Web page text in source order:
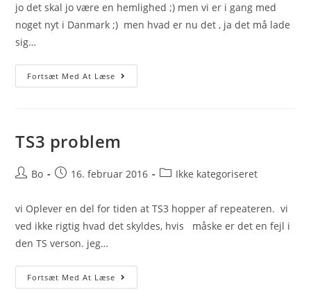
jo det skal jo være en hemlighed ;) men vi er i gang med
noget nyt i Danmark ;) men hvad er nu det , ja det må lade
sig…
Fortsæt Med At Læse Nyt
På
TS3 problem
PostBo
Post16. februar 2016
PostIkke kategoriseret
vi Oplever en del for tiden at TS3 hopper af repeateren. vi
ved ikke rigtig hvad det skyldes, hvis måske er det en fejl i
den TS verson. jeg…
Fortsæt Med At Læse TS3
Problem